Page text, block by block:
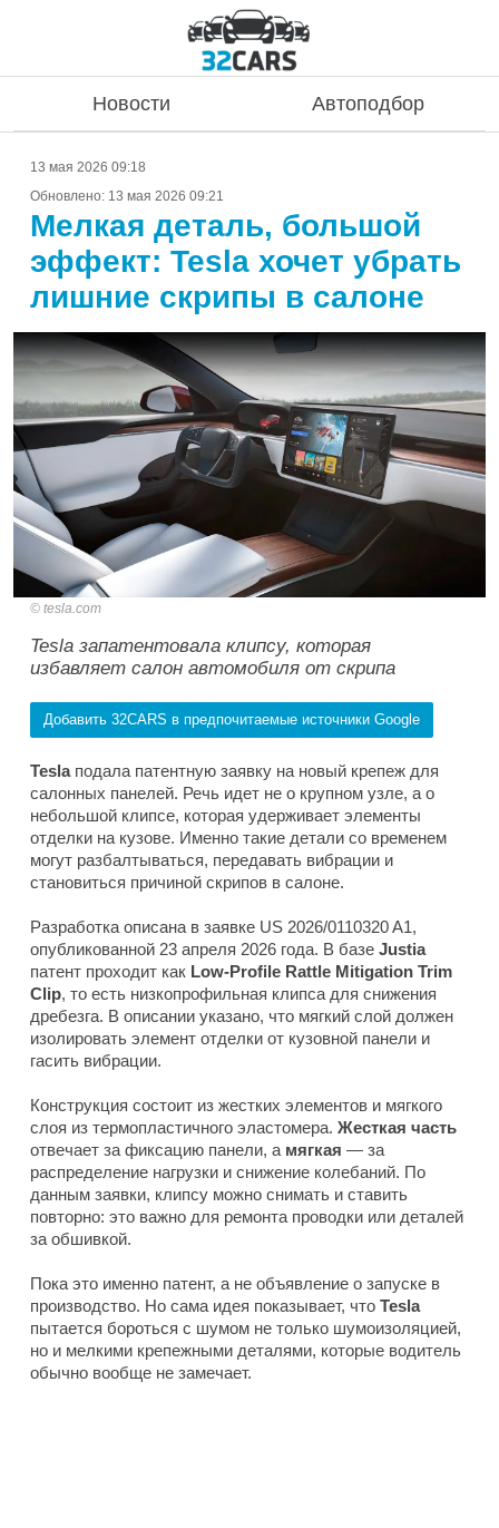
Новости Автоподбор
13 мая 2026 09:18
Обновлено: 13 мая 2026 09:21
Мелкая деталь, большой
эффект: Tesla хочет убрать
лишние скрипы в салоне
tesla.com
Tesla запатентовала клипсу, которая
избавляет салон автомобиля от скрипа
Добавить 32CARS в предпочитаемые источники Google
Teslaподала патентную заявку на новый крепеж для
салонных панелей. Речь идет не о крупном узле, а о
небольшой клипсе, которая удерживает элементы
отделки на кузове. Именно такие детали со временем
могут разбалтываться, передавать вибрации и
становиться причиной скрипов в салоне.
Разработка описана в заявке US 2026/0110320 A1,
опубликованной 23 апреля 2026 года. В базе Justia
патент проходит как Low-Profile Rattle Mitigation Trim
Clip, то есть низкопрофильная клипса для снижения
дребезга. В описании указано, что мягкий слой должен
изолировать элемент отделки от кузовной панели и
гасить вибрации.
Конструкция состоит из жестких элементов и мягкого
слоя из термопластичного эластомера. Жесткая часть
отвечает за фиксацию панели, а мягкая — за
распределение нагрузки и снижение колебаний. По
данным заявки, клипсу можно снимать и ставить
повторно: это важно для ремонта проводки или деталей
за обшивкой.
Пока это именно патент, а не объявление о запуске в
производство. Но сама идея показывает, что Tesla
пытается бороться с шумом не только шумоизоляцией,
но и мелкими крепежными деталями, которые водитель
обычно вообще не замечает.